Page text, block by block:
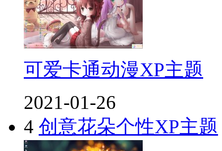
可爱卡通动漫XP主题
2021-01-26
4 创意花朵个性XP主题